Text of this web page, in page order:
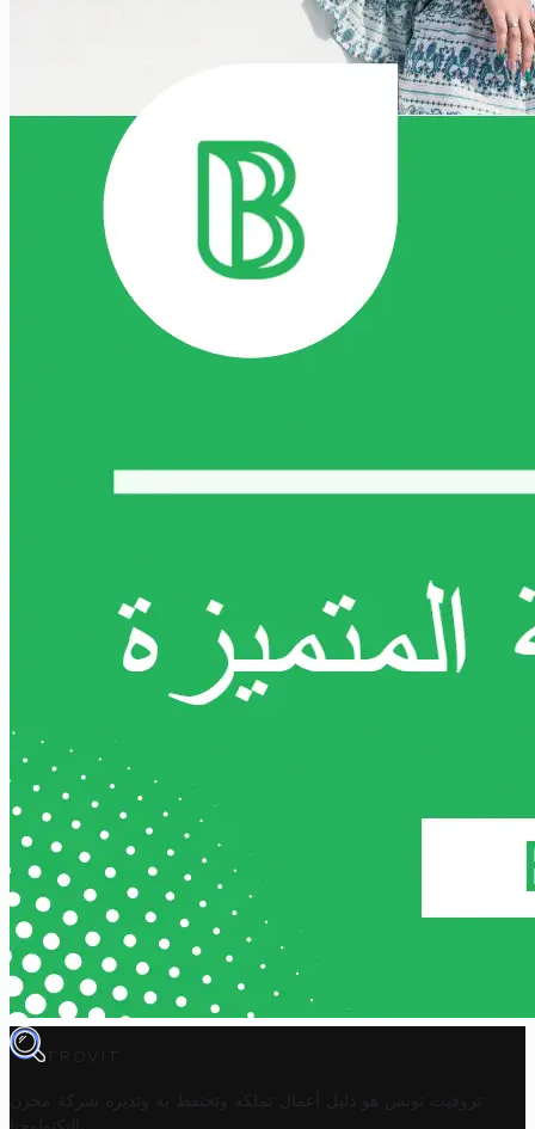
TROVIT
تروفيت تونس هو دليل أعمال تملكه وتحتفظ به وتديره
شركة مخزن
التكنولوجيا